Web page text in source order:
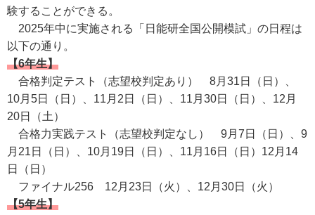
験することができる。
2025年中に実施される「日能研全国公開模試」の日程は
以下の通り。
【6年生】
合格判定テスト（志望校判定あり） 8月31日（日）、
10月5日（日）、11月2日（日）、11月30日（日）、12月
20日（土）
合格力実践テスト（志望校判定なし） 9月7日（日）、9
月21日（日）、10月19日（日）、11月16日（日）12月14
日（日）
ファイナル256 12月23日（火）、12月30日（火）
【5年生】